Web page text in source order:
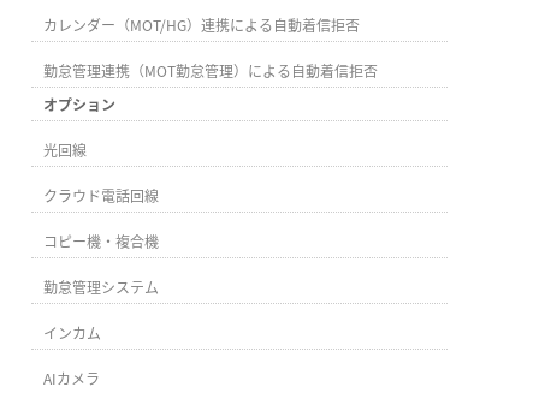
カレンダー（MOT/HG）連携による自動着信拒否
勤怠管理連携（MOT勤怠管理）による自動着信拒否
オプション
光回線
クラウド電話回線
コピー機・複合機
勤怠管理システム
インカム
AIカメラ